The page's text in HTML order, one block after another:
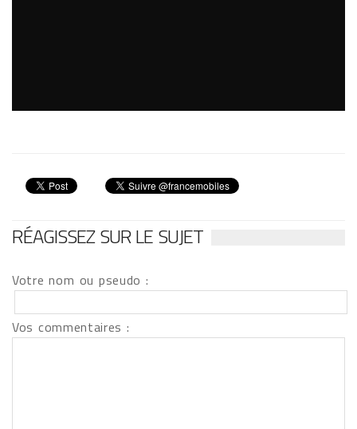
RÉAGISSEZ SUR LE SUJET
Votre nom ou pseudo :
Vos commentaires :